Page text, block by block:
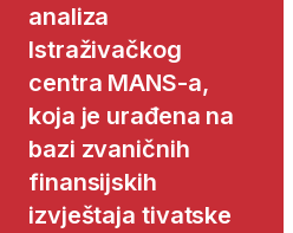
analiza
Istraživačkog
centra MANS-a,
koja je urađena na
bazi zvaničnih
finansijskih
izvještaja tivatske